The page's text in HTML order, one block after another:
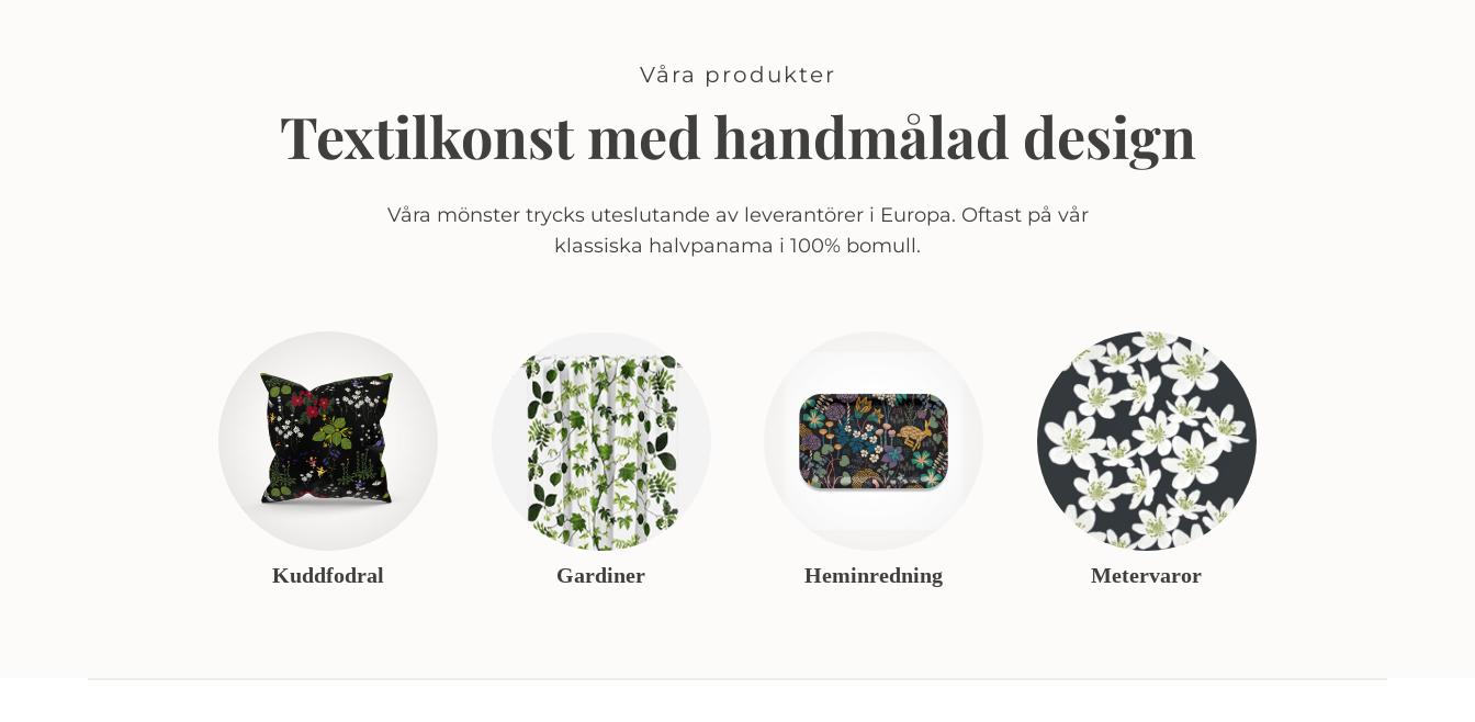
Våra produkter
Textilkonst med handmålad design
Våra mönster trycks uteslutande av leverantörer i Europa. Oftast på vår
klassiska halvpanama i 100% bomull.
Kuddfodral Gardiner Heminredning Metervaror